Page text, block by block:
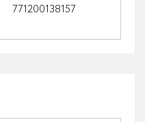
771200138157